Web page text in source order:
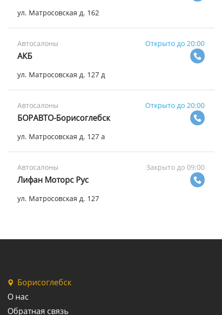
ул. Матросовская д. 162
Автосалоны Открыто до 20:00
АКБ
ул. Матросовская д. 127 д
Автосалоны Открыто до 20:00
БОРАВТО-Борисоглебск
ул. Матросовская д. 127 а
Автосалоны Закрыто до 09:00
Лифан Моторс Рус
ул. Матросовская д. 127
Борисоглебск
О нас
Обратная связь